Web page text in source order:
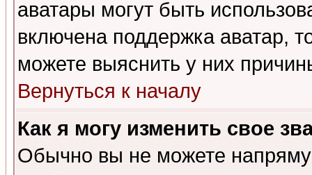
аватары могут быть
включена поддержка аватар,
можете выяснить у них
Вернуться к началу
Как я могу изменить свое
Обычно вы не можете